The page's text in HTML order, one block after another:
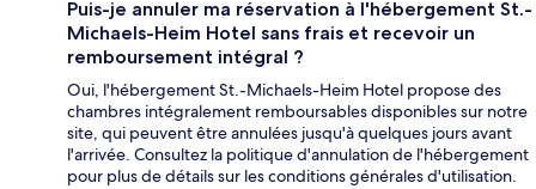
Puis-je annuler ma réservation à l'hébergement St.-
Michaels-Heim Hotel sans frais et recevoir un
remboursement intégral ?
Oui, l'hébergement St.-Michaels-Heim Hotel propose des
chambres intégralement remboursables disponibles sur notre
site, qui peuvent être annulées jusqu'à quelques jours avant
l'arrivée. Consultez la politique d'annulation de l'hébergement
pour plus de détails sur les conditions générales d'utilisation.